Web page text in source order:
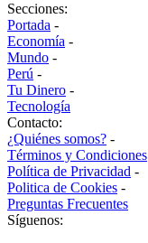
Secciones:
Portada -
Economía -
Mundo -
Perú -
Tu Dinero -
Tecnología
Contacto:
¿Quiénes somos? -
Términos y Condiciones
Política de Privacidad -
Politica de Cookies -
Preguntas Frecuentes
Síguenos: